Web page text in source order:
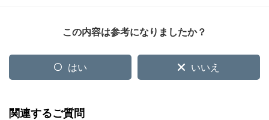
この内容は参考になりましたか？
はい いいえ
関連するご質問